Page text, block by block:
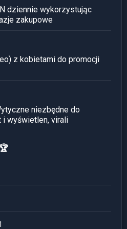
dziennie wykorzystując
zakupowe
z kobietami do promocji
niezbędne do
i wyświetlen, virali